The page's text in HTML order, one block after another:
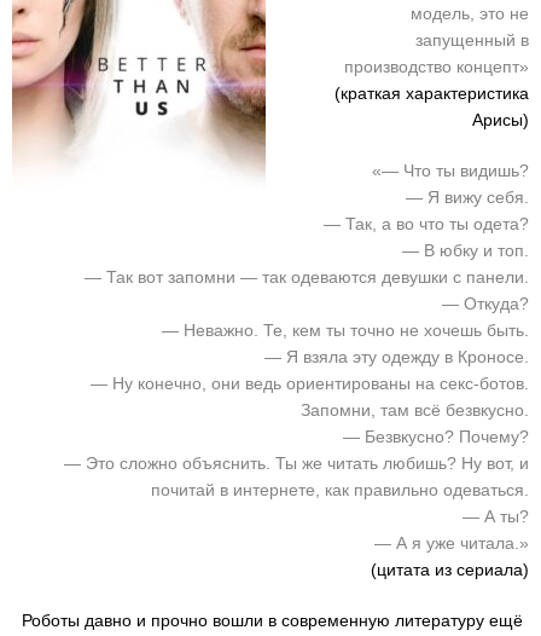
модель, это не
запущенный в
производство концепт»
(краткая характеристика
Арисы)
«— Что ты видишь?
— Я вижу себя.
— Так, а во что ты одета?
— В юбку и топ.
— Так вот запомни — так одеваются девушки с панели.
— Откуда?
— Неважно. Те, кем ты точно не хочешь быть.
— Я взяла эту одежду в Кроносе.
— Ну конечно, они ведь ориентированы на секс-ботов.
Запомни, там всё безвкусно.
— Безвкусно? Почему?
— Это сложно объяснить. Ты же читать любишь? Ну вот, и
почитай в интернете, как правильно одеваться.
— А ты?
— А я уже читала.»
(цитата из сериала)
Роботы давно и прочно вошли в современную литературу ещё